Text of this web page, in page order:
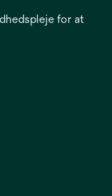
for at